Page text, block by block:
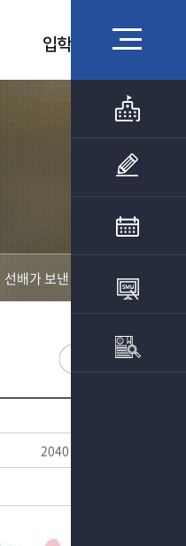
입학상담
선배가 보낸 편지
선배가 보낸 편지
진로분야
자격면허취득안내
2040